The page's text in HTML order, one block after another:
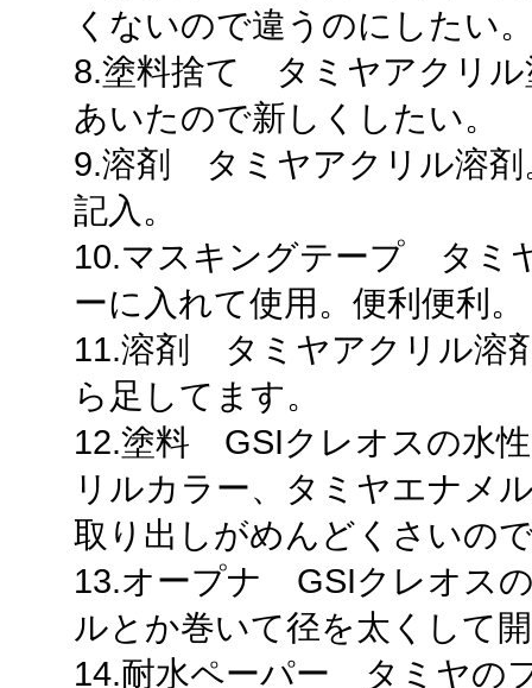
くないので違うのにしたい
8.塗料捨て タミヤアクリル
あいたので新しくしたい。
9.溶剤 タミヤアクリル溶剤
記入。
10.マスキングテープ タミ
ーに入れて使用。便利便利。
11.溶剤 タミヤアクリル溶
ら足してます。
12.塗料 GSIクレオスの水
リルカラー、タミヤエナメ
取り出しがめんどくさいの
13.オープナ GSIクレオス
ルとか巻いて径を太くして
14.耐水ペーパー タミヤの